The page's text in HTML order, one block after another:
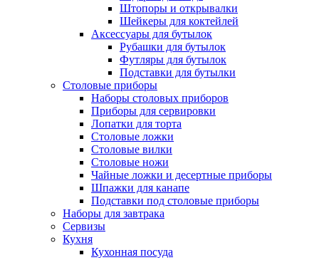
Штопоры и открывалки
Шейкеры для коктейлей
Аксессуары для бутылок
Рубашки для бутылок
Футляры для бутылок
Подставки для бутылки
Столовые приборы
Наборы столовых приборов
Приборы для сервировки
Лопатки для торта
Столовые ложки
Столовые вилки
Столовые ножи
Чайные ложки и десертные приборы
Шпажки для канапе
Подставки под столовые приборы
Наборы для завтрака
Сервизы
Кухня
Кухонная посуда